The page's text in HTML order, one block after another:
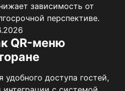
зависимость от
перспективе.
QR-меню
доступа гостей,